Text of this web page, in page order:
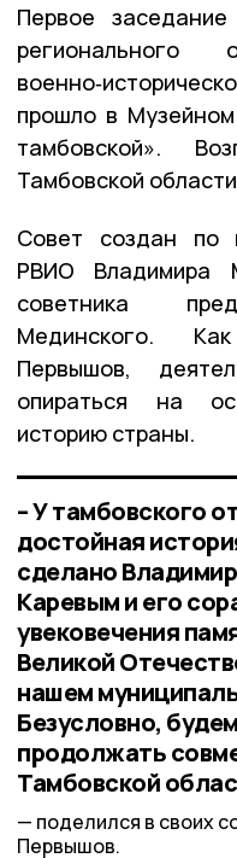
Первое заседание
регионального
прошло в
тамбовской».
Тамбовской
Совет создан по
РВИО Владимира
советника
Мединского.
Первышов,
опираться на
историю страны.
– У тамбовского
достойная
сделано
Каревым и его
увековечения
Великой
нашем
Безусловно,
продолжать
Тамбовской
поделился в своих
Первышов.